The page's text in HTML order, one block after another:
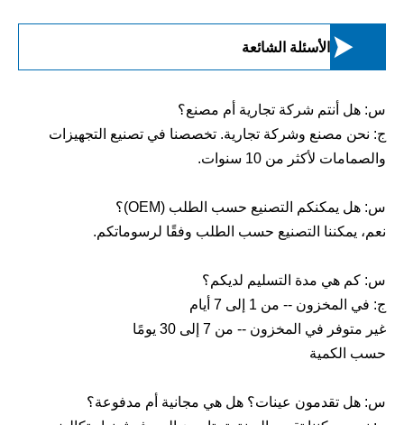
 الأسئلة الشائعة
س: هل أنتم شركة تجارية أم مصنع؟
ج: نحن مصنع وشركة تجارية. تخصصنا في تصنيع التجهيزات
والصمامات لأكثر من 10 سنوات.
س: هل يمكنكم التصنيع حسب الطلب (OEM)؟
نعم، يمكننا التصنيع حسب الطلب وفقًا لرسوماتكم.
س: كم هي مدة التسليم لديكم؟
ج: في المخزون -- من 1 إلى 7 أيام
غير متوفر في المخزون -- من 7 إلى 30 يومًا
حسب الكمية
س: هل تقدمون عينات؟ هل هي مجانية أم مدفوعة؟